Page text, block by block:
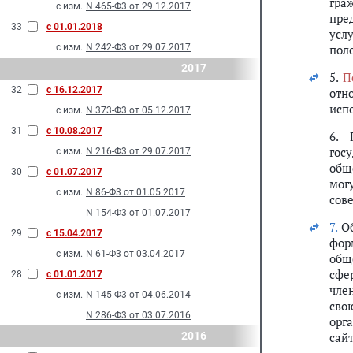
с изм. N 465-Ф3 от 29.12.2017
33
с 01.01.2018
с изм. N 242-Ф3 от 29.07.2017
2017
32
с 16.12.2017
с изм. N 373-Ф3 от 05.12.2017
31
с 10.08.2017
с изм. N 216-Ф3 от 29.07.2017
30
с 01.07.2017
с изм. N 86-Ф3 от 01.05.2017
N 154-Ф3 от 01.07.2017
29
с 15.04.2017
с изм. N 61-Ф3 от 03.04.2017
28
с 01.01.2017
с изм. N 145-Ф3 от 04.06.2014
N 286-Ф3 от 03.07.2016
2016
5.
6.
7.